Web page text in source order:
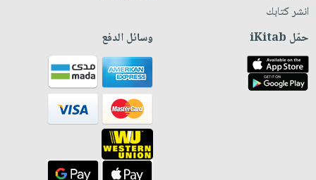
انشر كتابك
حمّل iKitab وسائل الدفع